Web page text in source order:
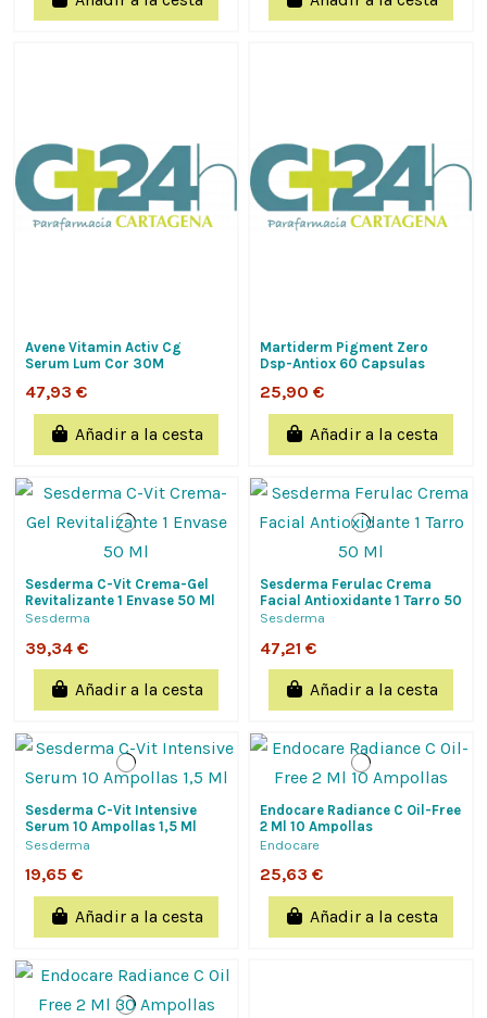
Avene Vitamin Activ Cg
Serum Lum Cor 30M
47,93 €
Añadir a la cesta
Martiderm Pigment Zero
Dsp-Antiox 60 Capsulas
25,90 €
Añadir a la cesta
Sesderma C-Vit Crema-Gel
Revitalizante 1 Envase 50 Ml
Sesderma
39,34 €
Añadir a la cesta
Sesderma Ferulac Crema
Facial Antioxidante 1 Tarro 50
Ml
Sesderma
47,21 €
Añadir a la cesta
Sesderma C-Vit Intensive
Serum 10 Ampollas 1,5 Ml
Sesderma
19,65 €
Añadir a la cesta
Endocare Radiance C Oil-Free
2 Ml 10 Ampollas
Endocare
25,63 €
Añadir a la cesta